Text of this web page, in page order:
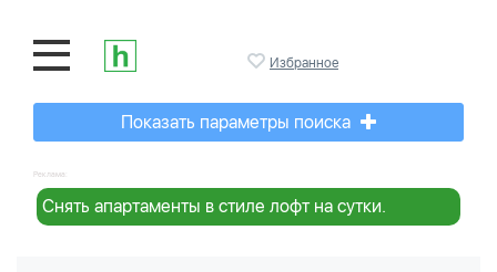
Избранное
Показать параметры поиска
Реклама:
Снять апартаменты в стиле лофт на сутки.